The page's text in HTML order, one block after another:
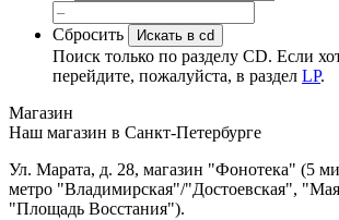
Сбросить Искать в cd
Поиск только по разделу CD. Если
перейдите, пожалуйста, в раздел LP.
Магазин
Наш магазин в Санкт-Петербурге
Ул. Марата, д. 28, магазин "Фонотека" (5
метро "Владимирская"/"Достоевская",
"Площадь Восстания").